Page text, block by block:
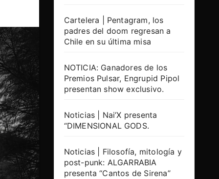
Cartelera | Pentagram, los
padres del doom regresan a
Chile en su última misa
NOTICIA: Ganadores de los
Premios Pulsar, Engrupid Pipol
presentan show exclusivo.
Noticias | Nai’X presenta
“DIMENSIONAL GODS.
Noticias | Filosofía, mitología y
post-punk: ALGARRABIA
presenta “Cantos de Sirena”